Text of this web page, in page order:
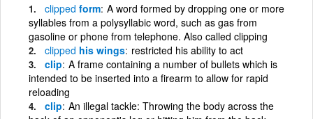
clipped form A word formed by dropping one or more
syllables from a polysyllabic word, such as gas from
gasoline or phone from telephone. Also called clipping
clipped his wings restricted his ability to act
clip A frame containing a number of bullets which is
intended to be inserted into a firearm to allow for rapid
reloading
clip An illegal tackle: Throwing the body across the